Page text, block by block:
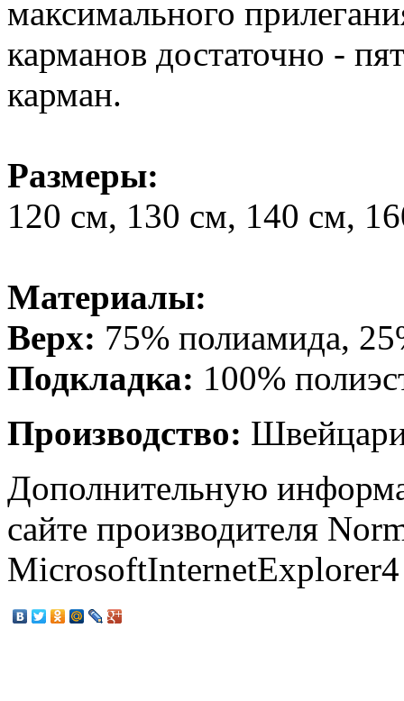
максимального
карманов достаточно -
карман.
Размеры:
120 см, 130 см, 140 см,
Материалы:
Верх: 75% полиамида,
Подкладка: 100%
Производство:
Дополнительную
сайте производителя